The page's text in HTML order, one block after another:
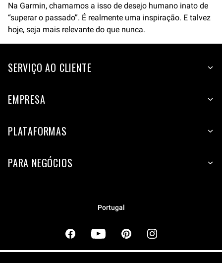
Na Garmin, chamamos a isso de desejo humano inato de
“superar o passado”. É realmente uma inspiração. E talvez
hoje, seja mais relevante do que nunca.
SERVIÇO AO CLIENTE
EMPRESA
PLATAFORMAS
PARA NEGÓCIOS
Portugal